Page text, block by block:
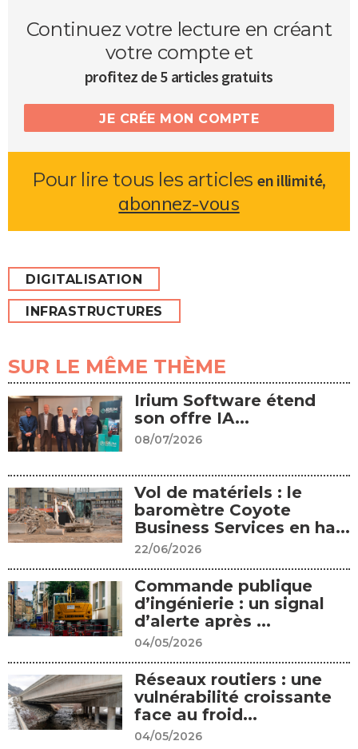
Continuez votre lecture en créant
votre compte et
profitez de 5 articles gratuits
JE CRÉE MON COMPTE
Pour lire tous les articlesen illimité,
abonnez-vous
DIGITALISATION
INFRASTRUCTURES
SUR LE MÊME THÈME
Irium Software étend
son offre IA...
08/07/2026
Vol de matériels : le
baromètre Coyote
Business Services en ha...
22/06/2026
Commande publique
d’ingénierie : un signal
d’alerte après ...
04/05/2026
Réseaux routiers : une
vulnérabilité croissante
face au froid...
04/05/2026